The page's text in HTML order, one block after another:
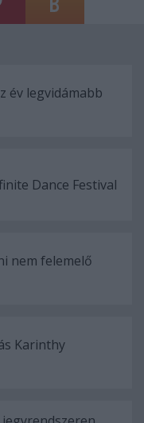
év legvidámabb
Dance Festival
nem felemelő
Karinthy